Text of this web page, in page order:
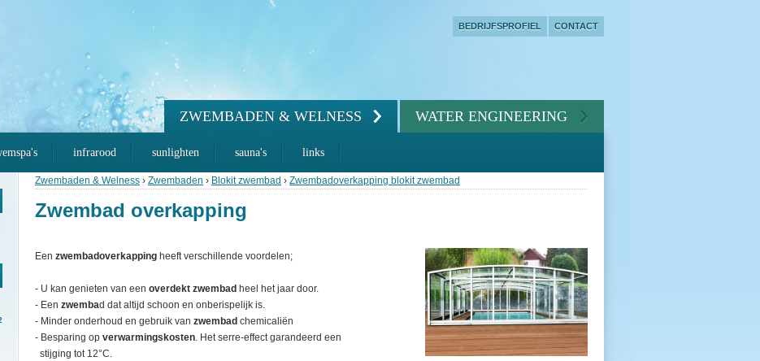
BEDRIJFSPROFIEL CONTACT
ZWEMBADEN & WELNESS
infrarood sunlighten sauna's links
WATER ENGINEERING
Zwembaden & Welness › Zwembaden › Blokit zwembad › Zwembadoverkapping blokit zwembad
Zwembad overkapping
Een zwembadoverkapping heeft verschillende voordelen;
- U kan genieten van een overdekt zwembad heel het jaar door.
- Een zwembad dat altijd schoon en onberispelijk is.
- Minder onderhoud en gebruik van zwembad chemicaliën
- Besparing op verwarmingskosten. Het serre-effect garandeerd een
stijging tot 12°C.